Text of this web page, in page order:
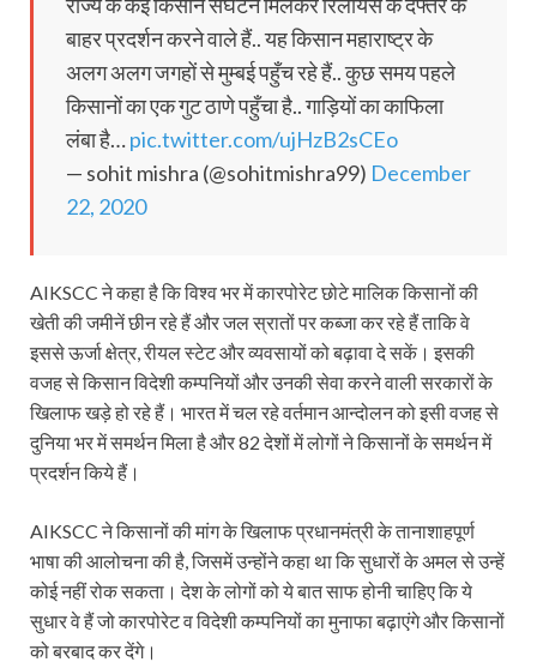
बाहर प्रदर्शन करने वाले हैं.. यह किसान महाराष्ट्र के
अलग अलग जगहों से मुम्बई पहुँच रहे हैं.. कुछ समय पहले
किसानों का एक गुट ठाणे पहुँचा है.. गाड़ियों का काफिला
लंबा है…pic.twitter.com/ujHzB2sCEo
— sohit mishra (@sohitmishra99) December
22, 2020
AIKSCC ने कहा है कि विश्व भर में कारपोरेट छोटे मालिक किसानों की
खेती की जमीनें छीन रहे हैं और जल स्रातों पर कब्जा कर रहे हैं ताकि वे
इससे ऊर्जा क्षेत्र, रीयल स्टेट और व्यवसायों को बढ़ावा दे सकें। इसकी
वजह से किसान विदेशी कम्पनियों और उनकी सेवा करने वाली सरकारों के
खिलाफ खड़े हो रहे हैं। भारत में चल रहे वर्तमान आन्दोलन को इसी वजह से
दुनिया भर में समर्थन मिला है और 82 देशों में लोगों ने किसानों के समर्थन में
प्रदर्शन किये हैं।
AIKSCC ने किसानों की मांग के खिलाफ प्रधानमंत्री के तानाशाहपूर्ण
भाषा की आलोचना की है, जिसमें उन्होंने कहा था कि सुधारों के अमल से उन्हें
कोई नहीं रोक सकता। देश के लोगों को ये बात साफ होनी चाहिए कि ये
सुधार वे हैं जो कारपोरेट व विदेशी कम्पनियों का मुनाफा बढ़ाएंगे और किसानों
को बरबाद कर देंगे।